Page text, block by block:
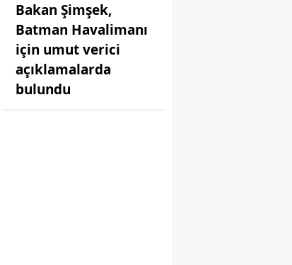
Bakan Şimşek,
Batman Havalimanı
için umut verici
açıklamalarda
bulundu